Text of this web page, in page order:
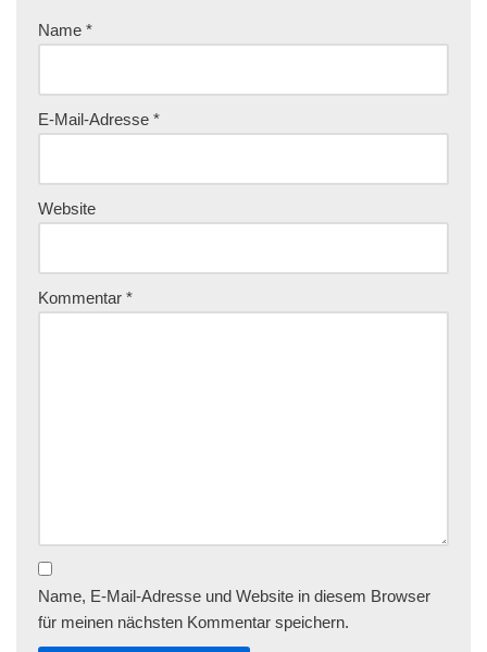
Name *
E-Mail-Adresse *
Website
Kommentar *
Name, E-Mail-Adresse und Website in diesem Browser
für meinen nächsten Kommentar speichern.